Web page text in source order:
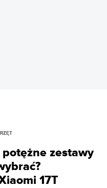
zestawy
17T